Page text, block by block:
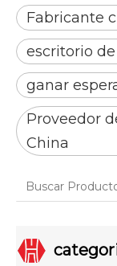
Fabricante
escritorio
ganar
Proveedor
China